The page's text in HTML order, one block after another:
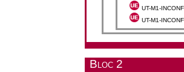
UT-M1-
UT-M1-
Bloc 2